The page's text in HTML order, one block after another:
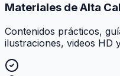
Materiales de Alta
Contenidos prácticos,
ilustraciones, videos HD